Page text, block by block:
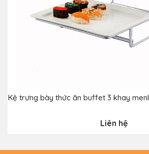
Kệ trưng bày thức ăn buffet 3 khay
Liên hệ